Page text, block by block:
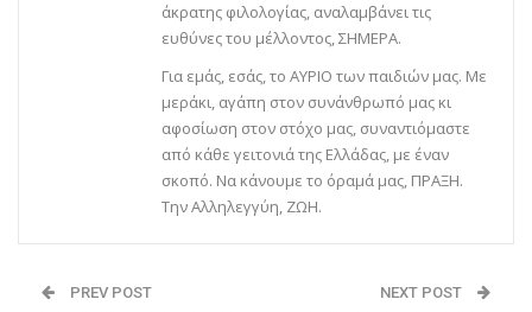
άκρατης φιλολογίας, αναλαμβάνει τις
ευθύνες του μέλλοντος, ΣΗΜΕΡΑ.
Για εμάς, εσάς, το ΑΥΡΙΟ των παιδιών μας. Με
μεράκι, αγάπη στον συνάνθρωπό μας κι
αφοσίωση στον στόχο μας, συναντιόμαστε
από κάθε γειτονιά της Ελλάδας, με έναν
σκοπό. Να κάνουμε το όραμά μας, ΠΡΑΞΗ.
Την Αλληλεγγύη, ΖΩΗ.
PREV POST NEXT POST